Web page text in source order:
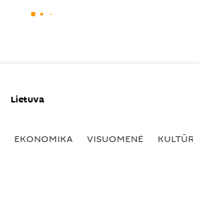
Lietuva
EKONOMIKA VISUOMENĖ KULTŪRA